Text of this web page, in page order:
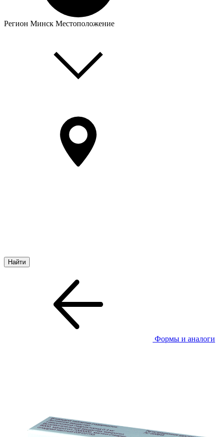
Регион Минск Местоположение
Формы и аналоги